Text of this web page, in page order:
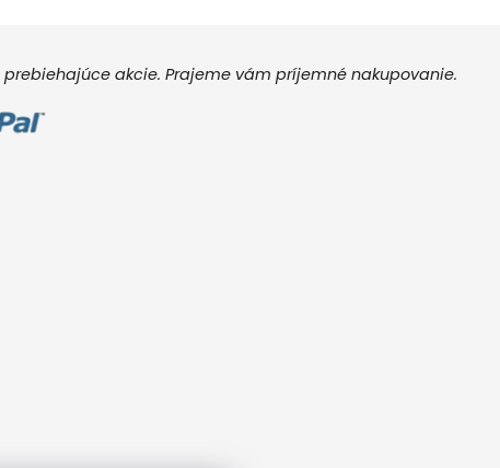
akcie. Prajeme vám príjemné nakupovanie.